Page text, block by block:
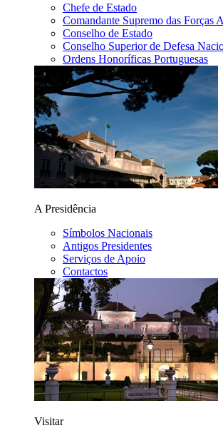
Chefe de Estado
Comandante Supremo das Forças
Conselho de Estado
Conselho Superior de Defesa
Ordens Honoríficas Portuguesas
A Presidência
Símbolos Nacionais
Antigos Presidentes
Serviços de Apoio
Contactos
Visitar